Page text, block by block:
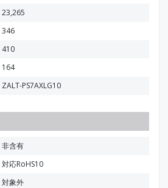
23,265
346
410
164
ZALT-PS7AXLG10
非含有
対応RoHS10
対象外